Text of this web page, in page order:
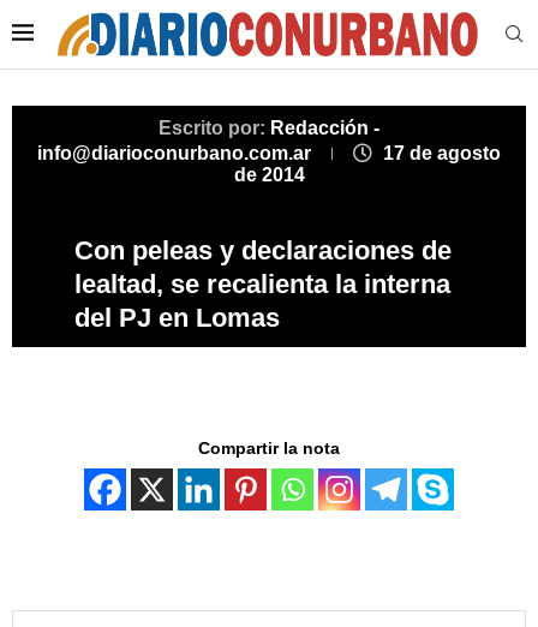
Escrito por: Redacción -
info@diarioconurbano.com.ar
17 de agosto
de 2014
Con peleas y declaraciones de
lealtad, se recalienta la interna
del PJ en Lomas
Compartir la nota